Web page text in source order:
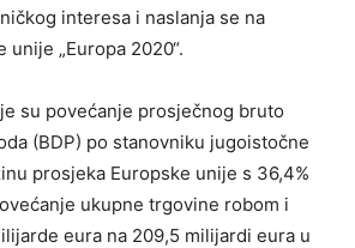
interesa i naslanja se na
„Europa 2020“.
su povećanje prosječnog bruto
(BDP) po stanovniku jugoistočne
prosjeka Europske unije s 36,4%
ukupne trgovine robom i
eura na 209,5 milijardi eura u